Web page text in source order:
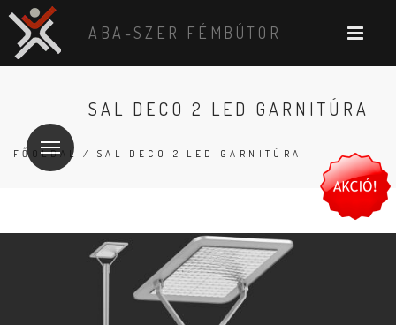
ABA-SZER FÉMBÚTOR
SAL DECO 2 LED GARNITÚRA
FŐOLDAL / SAL DECO 2 LED GARNITÚRA